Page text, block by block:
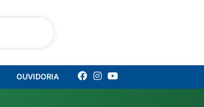
OUVIDORIA